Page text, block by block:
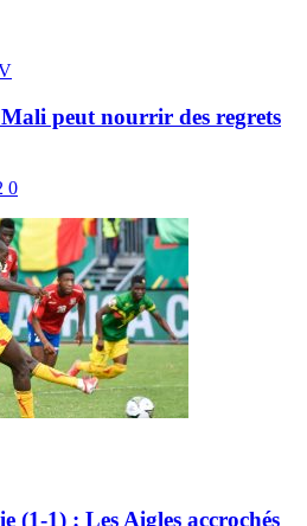
peut nourrir des regrets
0
(1-1) : Les Aigles accrochés